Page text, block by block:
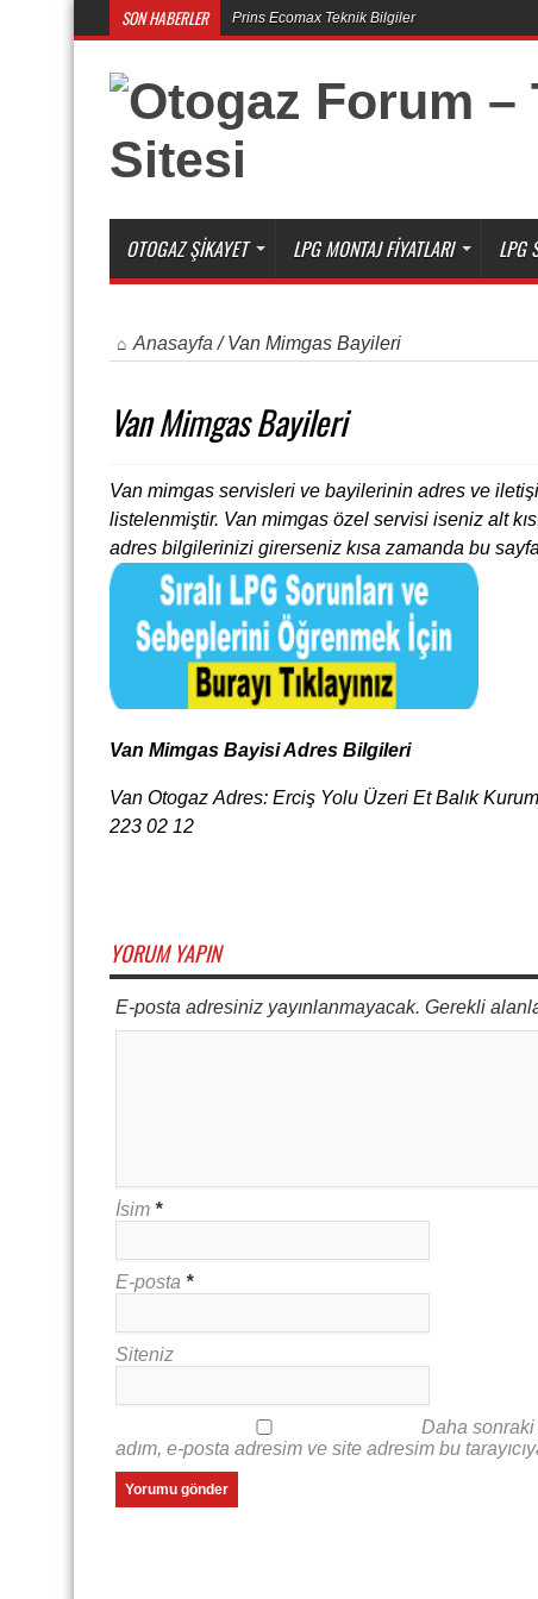
SON HABERLER Prins Ecomax Teknik Bilgiler
Otogaz Alırken Dikkat Edilmesi Gereken Konular
OTOGAZ ŞIKAYET LPG MONTAJ FIYATLARI LPG
Anasayfa /Van Mimgas Bayileri
Van Mimgas Bayileri
Van mimgas servisleri ve bayilerinin adres ve
listelenmiştir. Van mimgas özel servisi iseniz alt
adres bilgilerinizi girerseniz kısa zamanda bu
Van Mimgas Bayisi Adres Bilgileri
Van Otogaz Adres: Erciş Yolu Üzeri Et Balık
223 02 12
YORUM YAPIN
E-posta adresiniz yayınlanmayacak. Gerekli
İsim *
E-posta *
Siteniz
Daha sonraki
adım, e-posta adresim ve site adresim bu